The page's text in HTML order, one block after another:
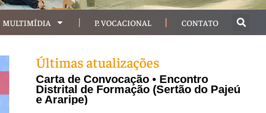
MULTIMÍDIA P. VOCACIONAL CONTATO
Últimas atualizações
Carta de Convocação • Encontro
Distrital de Formação (Sertão do Pajeú
e Araripe)